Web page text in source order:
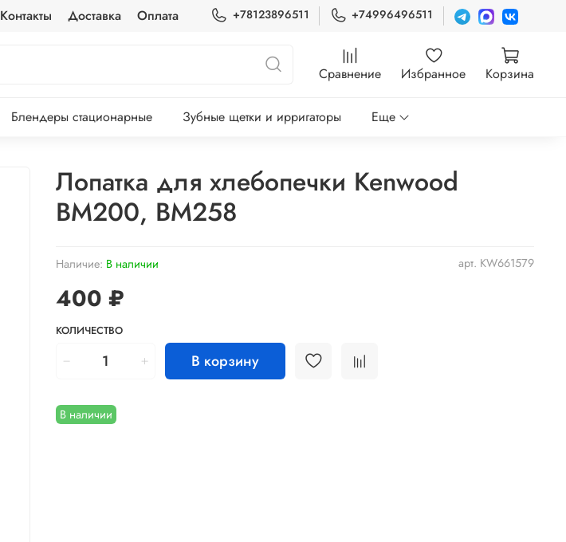
Контакты Доставка Оплата +78123896511 +74996496511
Сравнение Избранное Корзина
Блендеры стационарные Зубные щетки и ирригаторы Еще
арт. KW661579
Наличие: В наличии
В наличии
Лопатка для хлебопечки Kenwood
BM200, BM258
400 ₽
КОЛИЧЕСТВО
В корзину